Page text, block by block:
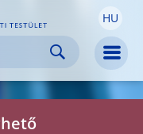
Skip to
footer HU